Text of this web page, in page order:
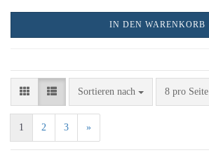
IN DEN WARENKORB
Sortieren nach
Sortieren nach 8 pro Seite
pro Seite
1 2 3 »